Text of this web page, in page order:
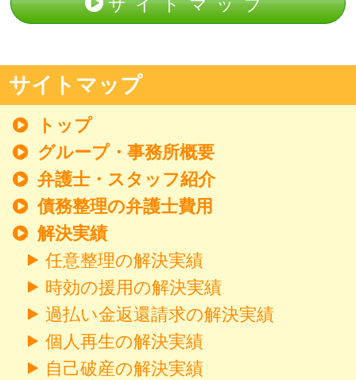
サイトマップ
トップ
グループ・事務所概要
弁護士・スタッフ紹介
債務整理の弁護士費用
解決実績
任意整理の解決実績
時効の援用の解決実績
過払い金返還請求の解決実績
個人再生の解決実績
自己破産の解決実績